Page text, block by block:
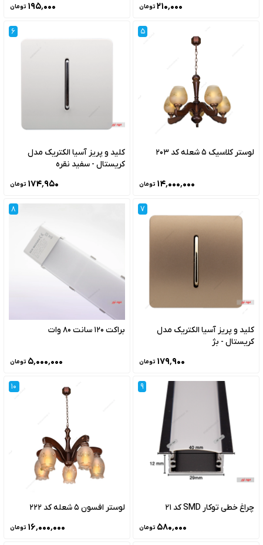
۲۱۰٬۰۰۰ تومان ۱۹۵٬۰۰۰ تومان
5
لوستر کلاسیک 5 شعله کد 203
۱۴٬۰۰۰٬۰۰۰ تومان
6
کلید و پریز آسیا الکتریک مدل
کریستال - سفید نقره
۱۷۴٬۹۵۰ تومان
7
کلید و پریز آسیا الکتریک مدل
کریستال - بژ
۱۷۹٬۹۰۰ تومان
8
براکت 120 سانت 80 وات
۵٬۰۰۰٬۰۰۰ تومان
9
چراغ خطی توکار SMD کد 21
۵۸۰٬۰۰۰ تومان
10
لوستر افسون 5 شعله کد 222
۱۶٬۰۰۰٬۰۰۰ تومان